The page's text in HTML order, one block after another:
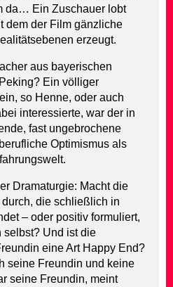
da… Ein Zuschauer lobt
dem der Film gänzliche
erzeugt.
aus bayerischen
Ein völliger
so Henne, oder auch
interessierte, war der in
fast ungebrochene
Optimismus als
Dramaturgie: Macht die
die schließlich in
– oder positiv formuliert,
selbst? Und ist die
eine Art Happy End?
seine Freundin und keine
seine Freundin, meint